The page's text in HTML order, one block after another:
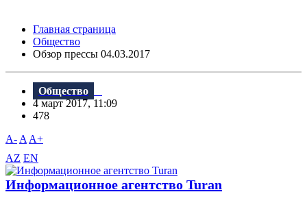
Главная страница
Общество
Обзор прессы 04.03.2017
Общество
4 март 2017, 11:09
478
A- A A+
AZ EN
Информационное агентство Turan